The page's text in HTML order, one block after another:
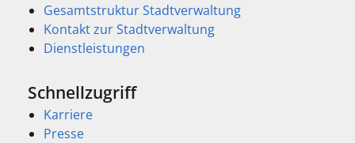
Gesamtstruktur Stadtverwaltung
Kontakt zur Stadtverwaltung
Dienstleistungen
Schnellzugriff
Karriere
Presse